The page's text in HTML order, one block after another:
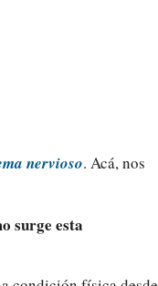
nervioso. Acá, nos
surge esta